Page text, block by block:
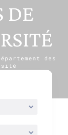
DE
des